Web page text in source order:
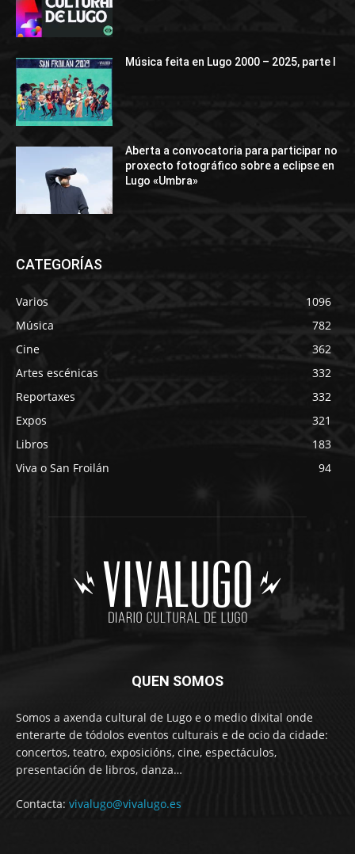
Música feita en Lugo 2000 – 2025, parte I
Aberta a convocatoria para participar no
proxecto fotográfico sobre a eclipse en
Lugo «Umbra»
CATEGORÍAS
Varios
1096
Música
782
Cine
362
Artes escénicas
332
Reportaxes
332
Expos
321
Libros
183
Viva o San Froilán
94
QUEN SOMOS
Somos a axenda cultural de Lugo e o medio dixital onde
enterarte de tódolos eventos culturais e de ocio da cidade:
concertos, teatro, exposicións, cine, espectáculos,
presentación de libros, danza…
Contacta: vivalugo@vivalugo.es